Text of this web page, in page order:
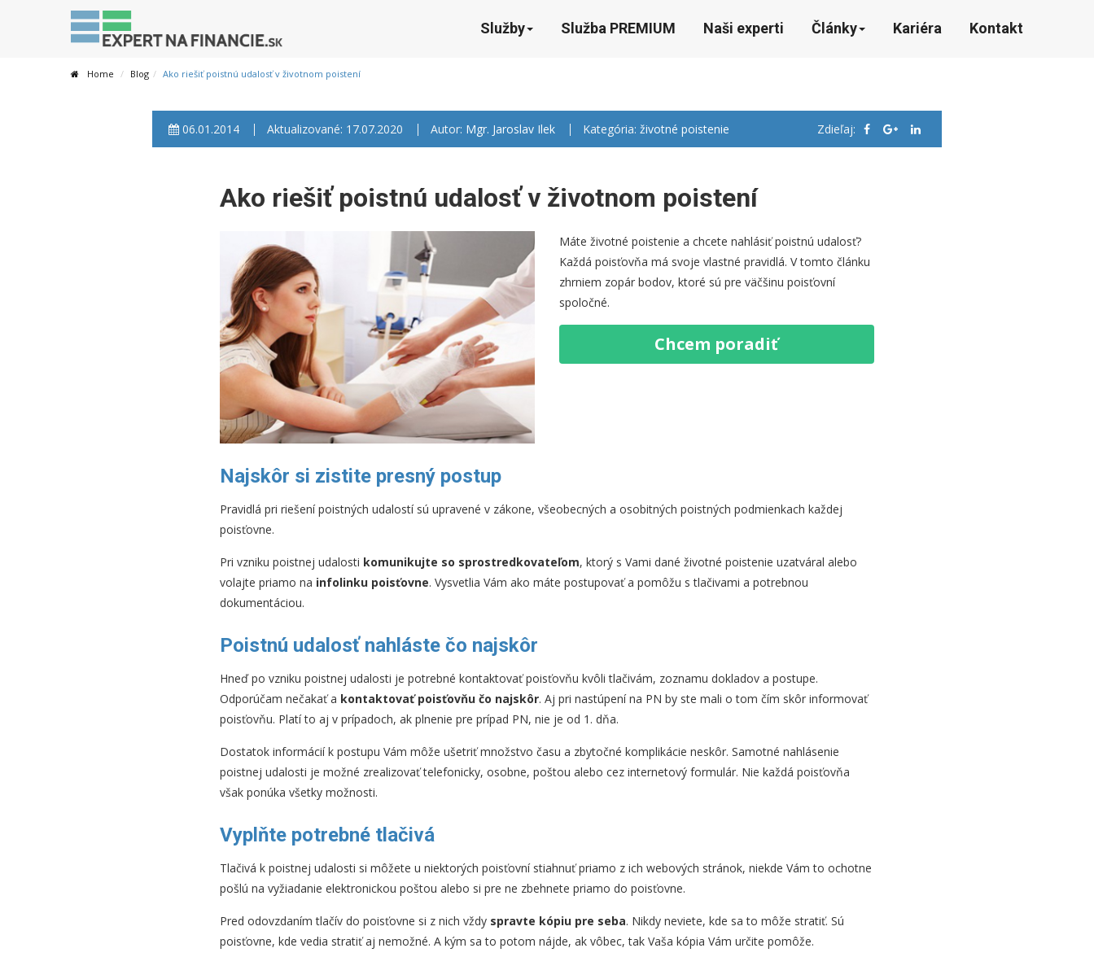
Služby Služba PREMIUM Naši experti Články Kariéra Kontakt
Home Blog Ako riešiť poistnú udalosť v životnom poistení
06.01.2014 Aktualizované: 17.07.2020 Autor: Mgr. Jaroslav Ilek Kategória: životné poistenie Zdieľaj:
Ako riešiť poistnú udalosť v životnom poistení
Máte životné poistenie a chcete nahlásiť poistnú udalosť?
Každá poisťovňa má svoje vlastné pravidlá. V tomto článku
zhrniem zopár bodov, ktoré sú pre väčšinu poisťovní
spoločné.
Chcem poradiť
Najskôr si zistite presný postup
Pravidlá pri riešení poistných udalostí sú upravené v zákone, všeobecných a osobitných poistných podmienkach každej
poisťovne.
Pri vzniku poistnej udalosti komunikujte so sprostredkovateľom, ktorý s Vami dané životné poistenie uzatváral alebo
volajte priamo na infolinku poisťovne. Vysvetlia Vám ako máte postupovať a pomôžu s tlačivami a potrebnou
dokumentáciou.
Poistnú udalosť nahláste čo najskôr
Hneď po vzniku poistnej udalosti je potrebné kontaktovať poisťovňu kvôli tlačivám, zoznamu dokladov a postupe.
Odporúčam nečakať a kontaktovať poisťovňu čo najskôr. Aj pri nastúpení na PN by ste mali o tom čím skôr informovať
poisťovňu. Platí to aj v prípadoch, ak plnenie pre prípad PN, nie je od 1. dňa.
Dostatok informácií k postupu Vám môže ušetriť množstvo času a zbytočné komplikácie neskôr. Samotné nahlásenie
poistnej udalosti je možné zrealizovať telefonicky, osobne, poštou alebo cez internetový formulár. Nie každá poisťovňa
však ponúka všetky možnosti.
Vyplňte potrebné tlačivá
Tlačivá k poistnej udalosti si môžete u niektorých poisťovní stiahnuť priamo z ich webových stránok, niekde Vám to ochotne
pošlú na vyžiadanie elektronickou poštou alebo si pre ne zbehnete priamo do poisťovne.
Pred odovzdaním tlačív do poisťovne si z nich vždy spravte kópiu pre seba. Nikdy neviete, kde sa to môže stratiť. Sú
poisťovne, kde vedia stratiť aj nemožné. A kým sa to potom nájde, ak vôbec, tak Vaša kópia Vám určite pomôže.